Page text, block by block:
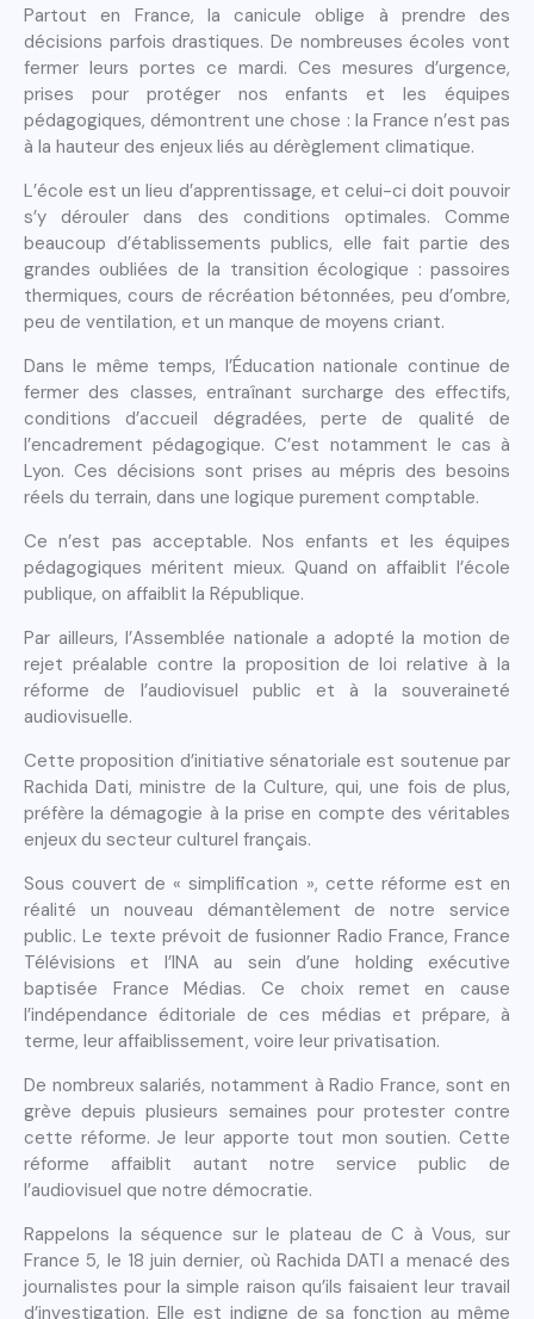
Partout en France, la canicule oblige à prendre des
décisions parfois drastiques. De nombreuses écoles vont
fermer leurs portes ce mardi. Ces mesures d’urgence,
prises pour protéger nos enfants et les équipes
pédagogiques, démontrent une chose : la France n’est pas
à la hauteur des enjeux liés au dérèglement climatique.
L’école est un lieu d’apprentissage, et celui-ci doit pouvoir
s’y dérouler dans des conditions optimales. Comme
beaucoup d’établissements publics, elle fait partie des
grandes oubliées de la transition écologique : passoires
thermiques, cours de récréation bétonnées, peu d’ombre,
peu de ventilation, et un manque de moyens criant.
Dans le même temps, l’Éducation nationale continue de
fermer des classes, entraînant surcharge des effectifs,
conditions d’accueil dégradées, perte de qualité de
l’encadrement pédagogique. C’est notamment le cas à
Lyon. Ces décisions sont prises au mépris des besoins
réels du terrain, dans une logique purement comptable.
Ce n’est pas acceptable. Nos enfants et les équipes
pédagogiques méritent mieux. Quand on affaiblit l’école
publique, on affaiblit la République.
Par ailleurs, l’Assemblée nationale a adopté la motion de
rejet préalable contre la proposition de loi relative à la
réforme de l’audiovisuel public et à la souveraineté
audiovisuelle.
Cette proposition d’initiative sénatoriale est soutenue par
Rachida Dati, ministre de la Culture, qui, une fois de plus,
préfère la démagogie à la prise en compte des véritables
enjeux du secteur culturel français.
Sous couvert de « simplification », cette réforme est en
réalité un nouveau démantèlement de notre service
public. Le texte prévoit de fusionner Radio France, France
Télévisions et l’INA au sein d’une holding exécutive
baptisée France Médias. Ce choix remet en cause
l’indépendance éditoriale de ces médias et prépare, à
terme, leur affaiblissement, voire leur privatisation.
De nombreux salariés, notamment à Radio France, sont en
grève depuis plusieurs semaines pour protester contre
cette réforme. Je leur apporte tout mon soutien. Cette
réforme affaiblit autant notre service public de
l’audiovisuel que notre démocratie.
Rappelons la séquence sur le plateau de C à Vous, sur
France 5, le 18 juin dernier, où Rachida DATI a menacé des
journalistes pour la simple raison qu’ils faisaient leur travail
d’investigation. Elle est indigne de sa fonction au même